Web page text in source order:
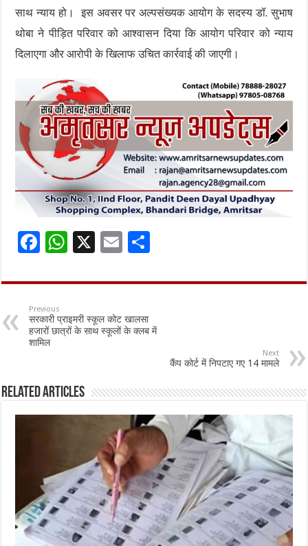
साथ न्याय हो। इस अवसर पर अल्पसंख्यक आयोग के सदस्य डॉ. सुभाष
थोबा ने पीड़ित परिवार को आश्वासन दिया कि आयोग परिवार को न्याय
दिलाएगा और आरोपी के खिलाफ उचित कार्रवाई की जाएगी।
F
e
b
o
o
W
at
sA
p
X
E
ai ar
Previous
सरकारी प्राइमरी स्कूल कोट खालसा
हजारों छात्रों के साथ स्कूलों के क्लब में
शामिल
Next
कैंप कोर्ट में निपटाए गए 14 मामले
Related Articles